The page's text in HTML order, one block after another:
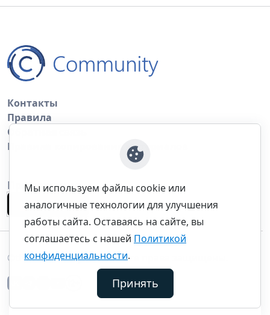
Контакты
Правила
Обратная связь
Правила копирования материалов
Приложение
©thecommunity.ru 2026. Все права защищены.
Мы используем файлы cookie или
аналогичные технологии для улучшения
работы сайта. Оставаясь на сайте, вы
соглашаетесь с нашей Политикой
конфиденциальности.
Принять